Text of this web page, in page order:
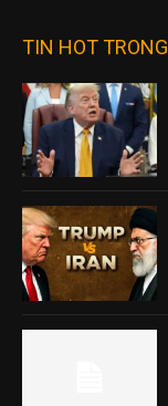
TIN HOT